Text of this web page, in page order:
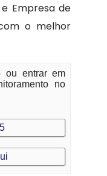
Empresa de
o melhor
ou entrar em
no